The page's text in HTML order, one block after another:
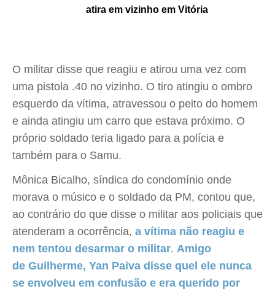
atira em vizinho em Vitória
O militar disse que reagiu e atirou uma vez com
uma pistola .40 no vizinho. O tiro atingiu o ombro
esquerdo da vítima, atravessou o peito do homem
e ainda atingiu um carro que estava próximo. O
próprio soldado teria ligado para a polícia e
também para o Samu.
Mônica Bicalho, síndica do condomínio onde
morava o músico e o soldado da PM, contou que,
ao contrário do que disse o militar aos policiais que
atenderam a ocorrência, a vítima não reagiu e
nem tentou desarmar o militar. Amigo
de Guilherme, Yan Paiva disse quel ele nunca
se envolveu em confusão e era querido por